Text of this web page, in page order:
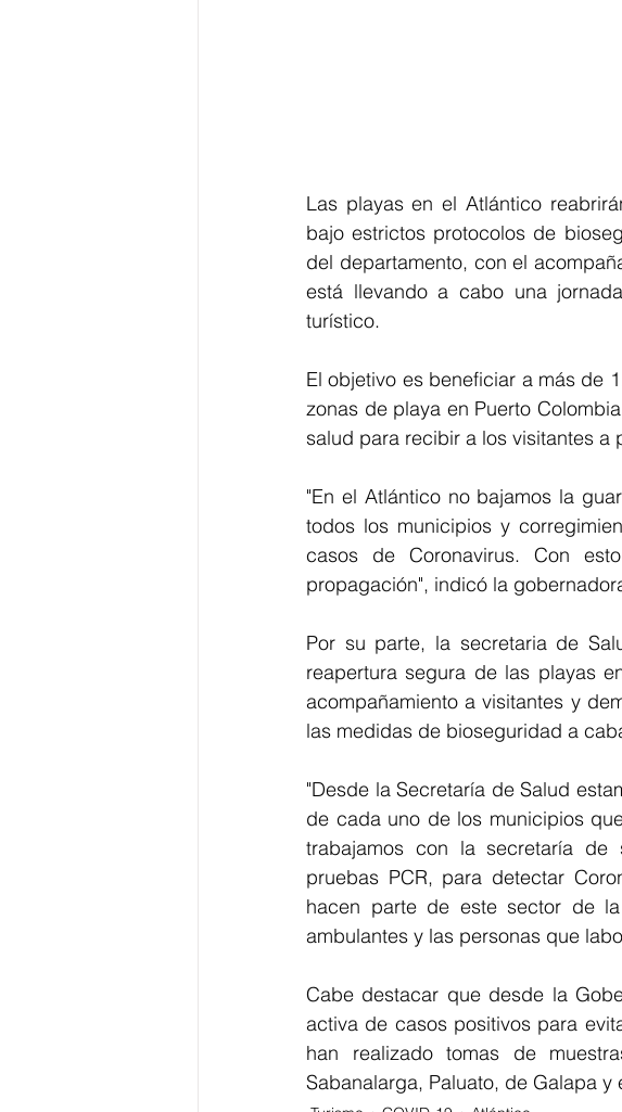
Las playas en el Atlántico
bajo estrictos protocolos de
del departamento, con el
está llevando a cabo una
turístico.
El objetivo es beneficiar a más de
zonas de playa en Puerto
salud para recibir a los visitantes a
"En el Atlántico no bajamos la
todos los municipios y
casos de Coronavirus. Con
propagación", indicó la
Por su parte, la secretaria de
reapertura segura de las playas
acompañamiento a visitantes y
las medidas de bioseguridad a
"Desde la Secretaría de Salud
de cada uno de los municipios
trabajamos con la secretaría de
pruebas PCR, para detectar
hacen parte de este sector de
ambulantes y las personas que
Cabe destacar que desde la
activa de casos positivos para
han realizado tomas de
Sabanalarga, Paluato, de Galapa